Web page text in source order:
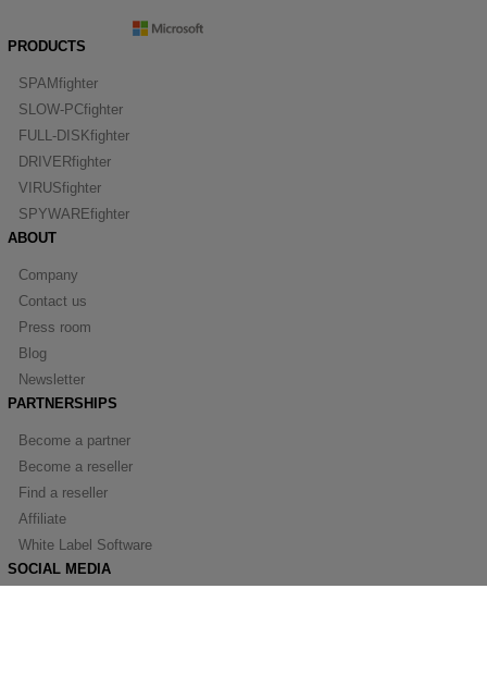
PRODUCTS
SPAMfighter
SLOW-PCfighter
FULL-DISKfighter
DRIVERfighter
VIRUSfighter
SPYWAREfighter
ABOUT
Company
Contact us
Press room
Blog
Newsletter
PARTNERSHIPS
Become a partner
Become a reseller
Find a reseller
Affiliate
White Label Software
SOCIAL MEDIA